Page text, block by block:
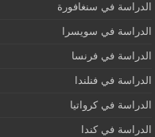
الدراسة في سنغافورة
الدراسة في سويسرا
الدراسة في فرنسا
الدراسة في فنلندا
الدراسة في كرواتيا
الدراسة في كندا